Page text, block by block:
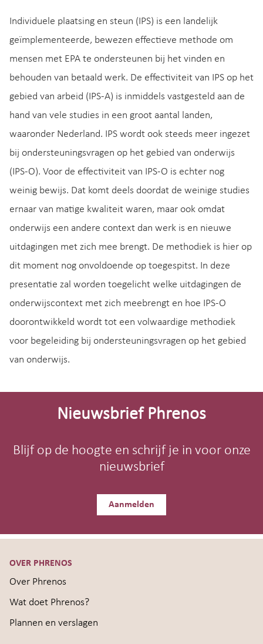
Individuele plaatsing en steun (IPS) is een landelijk
geïmplementeerde, bewezen effectieve methode om
mensen met EPA te ondersteunen bij het vinden en
behouden van betaald werk. De effectiviteit van IPS op het
gebied van arbeid (IPS-A) is inmiddels vastgesteld aan de
hand van vele studies in een groot aantal landen,
waaronder Nederland. IPS wordt ook steeds meer ingezet
bij ondersteuningsvragen op het gebied van onderwijs
(IPS-O). Voor de effectiviteit van IPS-O is echter nog
weinig bewijs. Dat komt deels doordat de weinige studies
ernaar van matige kwaliteit waren, maar ook omdat
onderwijs een andere context dan werk is en nieuwe
uitdagingen met zich mee brengt. De methodiek is hier op
dit moment nog onvoldoende op toegespitst. In deze
presentatie zal worden toegelicht welke uitdagingen de
onderwijscontext met zich meebrengt en hoe IPS-O
doorontwikkeld wordt tot een volwaardige methodiek
voor begeleiding bij ondersteuningsvragen op het gebied
van onderwijs.
Site-
Nieuwsbrief Phrenos
Blijf op de hoogte en schrijf je in voor onze
nieuwsbrief
Aanmelden
OVER PHRENOS
Over Phrenos
Wat doet Phrenos?
Plannen en verslagen